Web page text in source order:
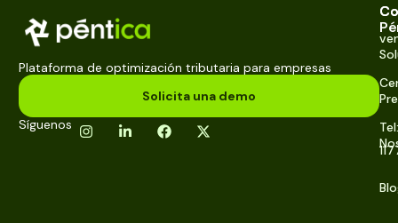
Plataforma de optimización tributaria para empresas
Solicita una demo
Síguenos